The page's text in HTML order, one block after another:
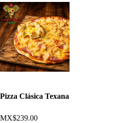
Pizza Clásica Texana
MX$239.00